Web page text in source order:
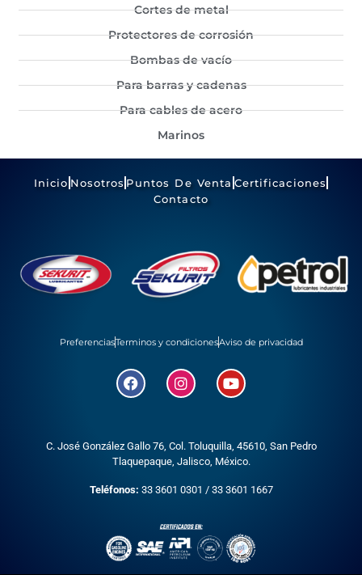
Cortes de metal
Protectores de corrosión
Bombas de vacío
Para barras y cadenas
Para cables de acero
Marinos
Inicio Nosotros Puntos De Venta Certificaciones
Contacto
PreferenciasTerminos y condicionesAviso de privacidad
C. José González Gallo 76, Col. Toluquilla, 45610, San Pedro
Tlaquepaque, Jalisco, México.
Teléfonos: 33 3601 0301 / 33 3601 1667